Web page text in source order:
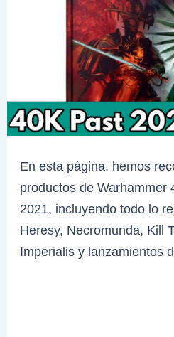
En esta página, hemos
productos de Warhammer
2021, incluyendo todo lo
Heresy, Necromunda, Kill
Imperialis y lanzamientos